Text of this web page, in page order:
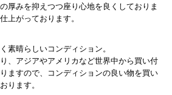
厚みを抑えつつ座り心地を良くしておりま
上がっております。
素晴らしいコンディション。
、アジアやアメリカなど世界中から買い付
ますので、コンディションの良い物を買い
ります。